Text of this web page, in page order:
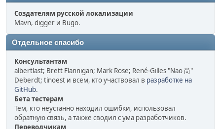
Создателям русской локализации
Mavn, digger и Bugo.
Отдельное спасибо
Консультантам
albertlast; Brett Flannigan; Mark Rose; René-Gilles "Nao 尚"
Deberdt; tinoest и всем, кто участвовал в разработке на
GitHub.
Бета тестерам
Тем, кто неустанно находил ошибки, использовал
обратную связь, а также сводил с ума разработчиков.
Переводчикам